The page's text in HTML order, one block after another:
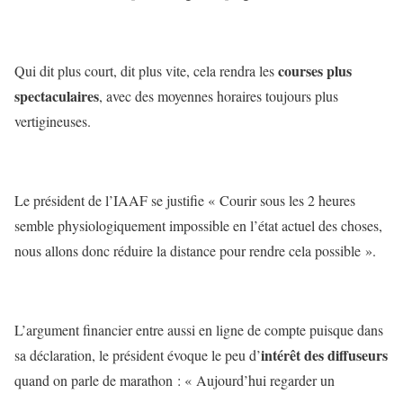
Qui dit plus court, dit plus vite, cela rendra lescourses plus
spectaculaires, avec des moyennes horaires toujours plus
vertigineuses.
Le président de l’IAAF se justifie « Courir sous les 2 heures
semble physiologiquement impossible en l’état actuel des choses,
nous allons donc réduire la distance pour rendre cela possible ».
L’argument financier entre aussi en ligne de compte puisque dans
sa déclaration, le président évoque le peu d’intérêt des diffuseurs
quand on parle de marathon : « Aujourd’hui regarder un